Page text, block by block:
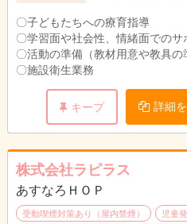
〇子どもたちへの療育指導
〇学習面や社会性、情緒面でのサ
〇活動の準備（教材用意や教具の
〇施設衛生業務
キープ 詳細
株式会社ラピラス
あすなろＨＯＰ
受動喫煙対策あり（屋内禁煙）
児童